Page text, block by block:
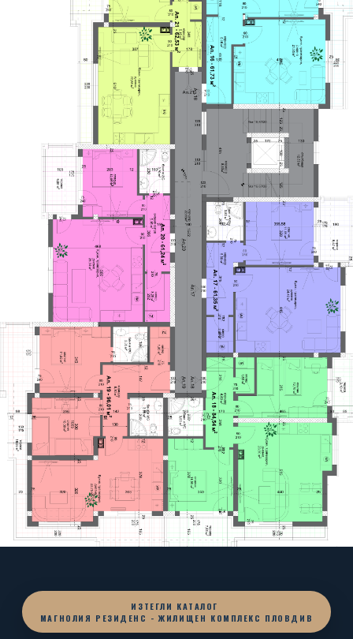
ИЗТЕГЛИ КАТАЛОГ
МАГНОЛИЯ РЕЗИДЕНС - ЖИЛИЩЕН КОМПЛЕКС ПЛОВДИВ